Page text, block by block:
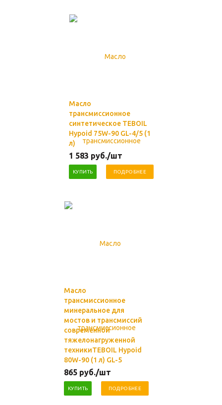
Масло
трансмиссионное
синтетическое TEBOIL
Hypoid 75W-90 GL-4/5 (1
л)
1 583 руб./шт
КУПИТЬ ПОДРОБНЕЕ
Масло
трансмиссионное
минеральное для
мостов и трансмиссий
современной
тяжелонагруженной
техникиTEBOIL Hypoid
80W-90 (1 л) GL-5
865 руб./шт
КУПИТЬ ПОДРОБНЕЕ